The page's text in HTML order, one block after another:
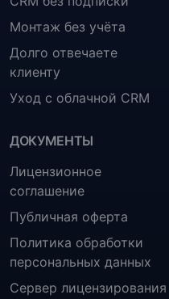
Монтаж без учёта
Долго отвечаете
клиенту
Уход с облачной CRM
ДОКУМЕНТЫ
Лицензионное
соглашение
Публичная оферта
Политика обработки
персональных данных
Сервер лицензирования